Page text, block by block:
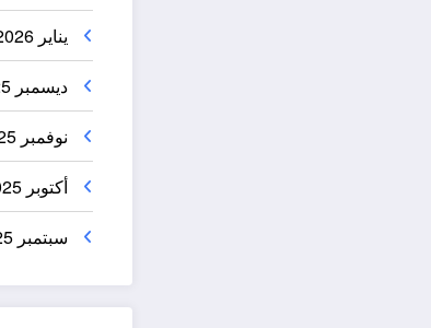
يناير 2026
ديسمبر 2025
نوفمبر 2025
أكتوبر 2025
سبتمبر 2025